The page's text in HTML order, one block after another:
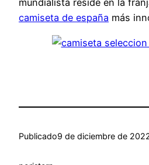
mundialista reside en la
camiseta de españa más
Publicado9 de diciembre de